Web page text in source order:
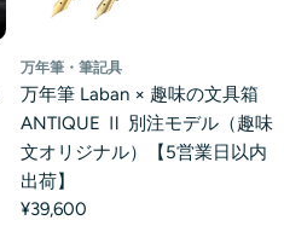
万年筆・筆記具
万年筆 Laban × 趣味の文具箱
ANTIQUE Ⅱ 別注モデル（趣味
文オリジナル）【5営業日以内
出荷】
¥39,600